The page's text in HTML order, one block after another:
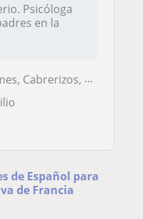
Psicóloga
en la
de la Sagrada, Salamanca ...
de Español para
de Francia